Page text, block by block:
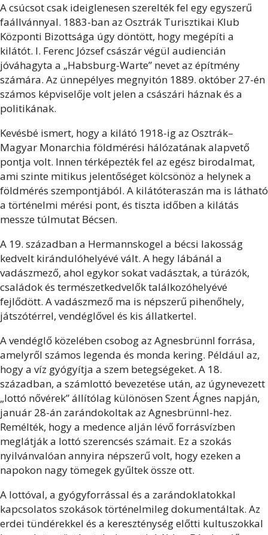
A csúcsot csak ideiglenesen szerelték fel egy egyszerű
faállvánnyal. 1883-ban az Osztrák Turisztikai Klub
Központi Bizottsága úgy döntött, hogy megépíti a
kilátót. I. Ferenc József császár végül audiencián
jóváhagyta a „Habsburg-Warte” nevet az építmény
számára. Az ünnepélyes megnyitón 1889. október 27-én
számos képviselője volt jelen a császári háznak és a
politikának.
Kevésbé ismert, hogy a kilátó 1918-ig az Osztrák–
Magyar Monarchia földmérési hálózatának alapvető
pontja volt. Innen térképezték fel az egész birodalmat,
ami szinte mitikus jelentőséget kölcsönöz a helynek a
földmérés szempontjából. A kilátóteraszán ma is látható
a történelmi mérési pont, és tiszta időben a kilátás
messze túlmutat Bécsen.
A 19. században a Hermannskogel a bécsi lakosság
kedvelt kirándulóhelyévé vált. A hegy lábánál a
vadászmező, ahol egykor sokat vadásztak, a túrázók,
családok és természetkedvelők találkozóhelyévé
fejlődött. A vadászmező ma is népszerű pihenőhely,
játszótérrel, vendéglővel és kis állatkertel.
A vendéglő közelében csobog az Agnesbrünnl forrása,
amelyről számos legenda és monda kering. Például az,
hogy a víz gyógyítja a szem betegségeket. A 18.
században, a számlottó bevezetése után, az úgynevezett
„lottó nővérek” állítólag különösen Szent Ágnes napján,
január 28-án zarándokoltak az Agnesbrünnl-hez.
Remélték, hogy a medence alján lévő forrásvízben
meglátják a lottó szerencsés számait. Ez a szokás
nyilvánvalóan annyira népszerű volt, hogy ezeken a
napokon nagy tömegek gyűltek össze ott.
A lottóval, a gyógyforrással és a zarándoklatokkal
kapcsolatos szokások történelmileg dokumentáltak. Az
erdei tündérekkel és a kereszténység előtti kultuszokkal